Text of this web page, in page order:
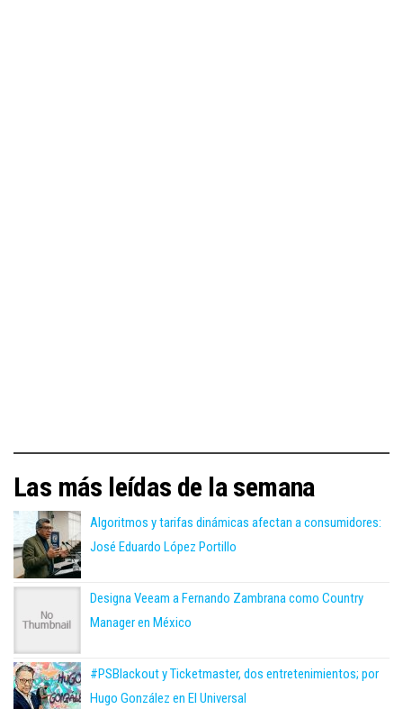
Las más leídas de la semana
Algoritmos y tarifas dinámicas afectan a consumidores:
José Eduardo López Portillo
Designa Veeam a Fernando Zambrana como Country
Manager en México
#PSBlackout y Ticketmaster, dos entretenimientos; por
Hugo González en El Universal